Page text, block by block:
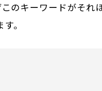
のキーワードがそれ
。